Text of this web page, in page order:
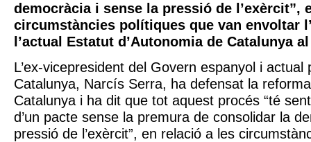
democràcia i sense la pressió de l’exèrcit”,
circumstàncies polítiques que van envoltar
l’actual Estatut d’Autonomia de Catalunya
L’ex-vicepresident del Govern espanyol i actual
Catalunya, Narcís Serra, ha defensat la
Catalunya i ha dit que tot aquest procés “té
d’un pacte sense la premura de consolidar la
pressió de l’exèrcit”, en relació a les